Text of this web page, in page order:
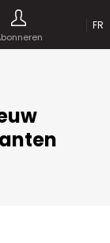
FR
toegang